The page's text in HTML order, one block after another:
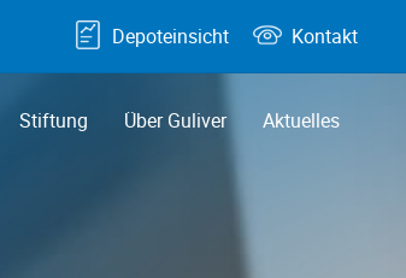
Depoteinsicht Kontakt
Stiftung Über Guliver Aktuelles